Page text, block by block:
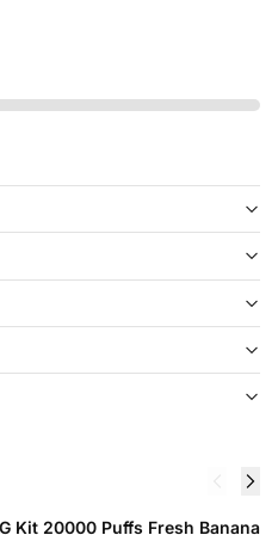
Kit 20000 Puffs Fresh Banana